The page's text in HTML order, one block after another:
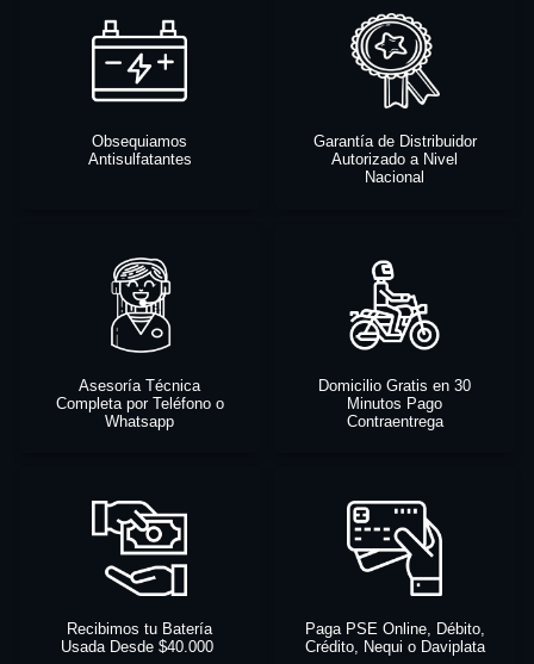
Obsequiamos
Antisulfatantes
Garantía de Distribuidor
Autorizado a Nivel
Nacional
Asesoría Técnica
Completa por Teléfono o
Whatsapp
Domicilio Gratis en 30
Minutos Pago
Contraentrega
Recibimos tu Batería
Usada Desde $40.000
Paga PSE Online, Débito,
Crédito, Nequi o Daviplata